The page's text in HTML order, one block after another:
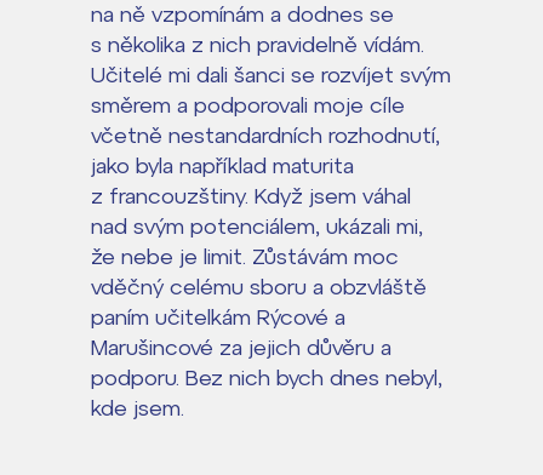
na ně vzpomínám a dodnes se
s několika z nich pravidelně vídám.
Učitelé mi dali šanci se rozvíjet svým
směrem a podporovali moje cíle
včetně nestandardních rozhodnutí,
jako byla například maturita
z francouzštiny. Když jsem váhal
nad svým potenciálem, ukázali mi,
že nebe je limit. Zůstávám moc
vděčný celému sboru a obzvláště
paním učitelkám Rýcové a
Marušincové za jejich důvěru a
podporu. Bez nich bych dnes nebyl,
kde jsem.